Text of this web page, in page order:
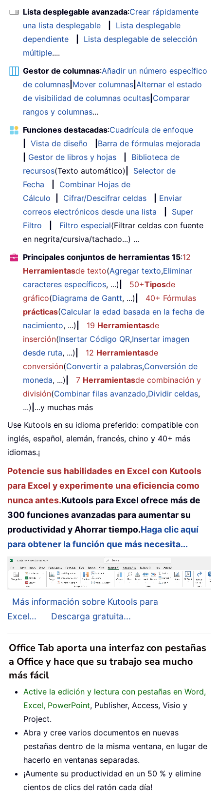
Lista desplegable avanzada:Crear rápidamente
una lista desplegable
Lista desplegable
dependiente
Lista desplegable de selección
múltiple....
Gestor de columnas:Añadir un número específico
de columnas Mover columnas Alternar el estado
de visibilidad de columnas ocultas Comparar
rangos y columnas...
Funciones destacadas:Cuadrícula de enfoque
Vista de diseño
Barra de fórmulas mejorada
Gestor de libros y hojas
Biblioteca de
recursos(Texto automático)
Selector de
Fecha
Combinar Hojas de
Cálculo
Cifrar/Descifrar celdas
Enviar
correos electrónicos desde una lista
Super
Filtro
Filtro especial(Filtrar celdas con fuente
en negrita/cursiva/tachado...) ...
Principales conjuntos de herramientas 15:12
Herramientasde texto(Agregar texto,Eliminar
caracteres específicos, ...) 50+Tiposde
gráfico(Diagrama de Gantt, ...)
40+ Fórmulas
prácticas(Calcular la edad basada en la fecha de
nacimiento, ...) 19 Herramientasde
inserción(Insertar Código QR,Insertar imagen
desde ruta, ...) 12 Herramientasde
conversión(Convertir a palabras,Conversión de
moneda, ...) 7 Herramientasde combinación y
división(Combinar filas avanzado,Dividir celdas,
...) ...y muchas más
Use Kutools en su idioma preferido: compatible con
inglés, español, alemán, francés, chino y 40+ más
idiomas.¡
Potencie sus habilidades en Excel con Kutools
para Excel y experimente una eficiencia como
nunca antes.Kutools para Excel ofrece más de
300 funciones avanzadas para aumentar su
productividad y Ahorrar tiempo.Haga clic aquí
para obtener la función que más necesita...
Más información sobre Kutools para
Excel...
Descarga gratuita...
Office Tab aporta una interfaz con pestañas
a Office y hace que su trabajo sea mucho
más fácil
Active la edición y lectura con pestañas en Word,
Excel, PowerPoint, Publisher, Access, Visio y
Project.
Abra y cree varios documentos en nuevas
pestañas dentro de la misma ventana, en lugar de
hacerlo en ventanas separadas.
¡Aumente su productividad en un 50 % y elimine
cientos de clics del ratón cada día!